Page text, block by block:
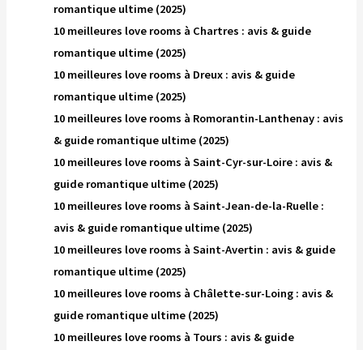
romantique ultime (2025)
10 meilleures love rooms à Chartres : avis & guide
romantique ultime (2025)
10 meilleures love rooms à Dreux : avis & guide
romantique ultime (2025)
10 meilleures love rooms à Romorantin-Lanthenay : avis
& guide romantique ultime (2025)
10 meilleures love rooms à Saint-Cyr-sur-Loire : avis &
guide romantique ultime (2025)
10 meilleures love rooms à Saint-Jean-de-la-Ruelle :
avis & guide romantique ultime (2025)
10 meilleures love rooms à Saint-Avertin : avis & guide
romantique ultime (2025)
10 meilleures love rooms à Châlette-sur-Loing : avis &
guide romantique ultime (2025)
10 meilleures love rooms à Tours : avis & guide